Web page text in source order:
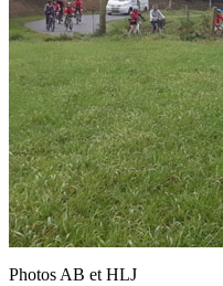
Photos AB et HLJ